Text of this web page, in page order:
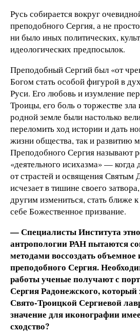
Русь собирается вокруг
преподобного Сергия, а не
ни было иных политических,
идеологических предпосылок.
Преподобный Сергий был «от
Богом стать особой фигурой в
Руси. Его любовь и изумление
Троицы, его боль о торжестве зла
родной земле были настолько
переломить ход истории и дать
жизни общества, так и развитию
Преподобного Сергия называют
«деятельного исихазма» —
от страстей и освящения
исчезает в тишине своего
другим измениться, стать ближе
себе Божественное призвание.
— Специалисты Института
антропологии РАН пытаются
методами воссоздать объемное
преподобного Сергия.
работы ученые получают с
Сергия Радонежского, который
Свято-Троицкой Сергиевой
значение для иконографии
сходство?